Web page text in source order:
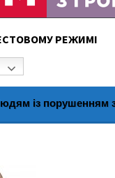
РЕЖИМІ
із порушенням